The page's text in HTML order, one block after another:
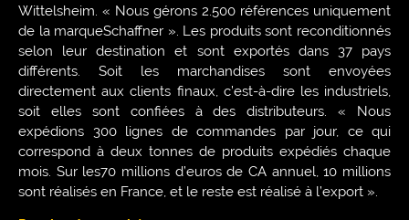
Wittelsheim. « Nous gérons 2.500 références uniquement
de la marqueSchaffner ». Les produits sont reconditionnés
selon leur destination et sont exportés dans 37 pays
différents. Soit les marchandises sont envoyées
directement aux clients finaux, c’est-à-dire les industriels,
soit elles sont confiées à des distributeurs. « Nous
expédions 300 lignes de commandes par jour, ce qui
correspond à deux tonnes de produits expédiés chaque
mois. Sur les70 millions d’euros de CA annuel, 10 millions
sont réalisés en France, et le reste est réalisé à l’export ».